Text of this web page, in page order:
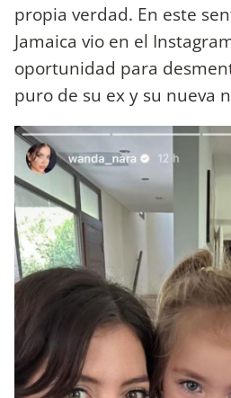
propia verdad. En este
Jamaica vio en el
oportunidad para
puro de su ex y su nueva